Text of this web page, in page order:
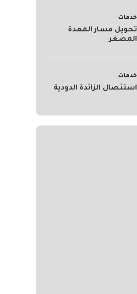
خدمات
تحويل مسار المعدة
المصغر
خدمات
استئصال الزائدة الدودية